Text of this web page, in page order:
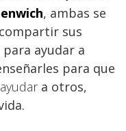
, ambas se
sus
ayudar a
para que
ayudar a otros,